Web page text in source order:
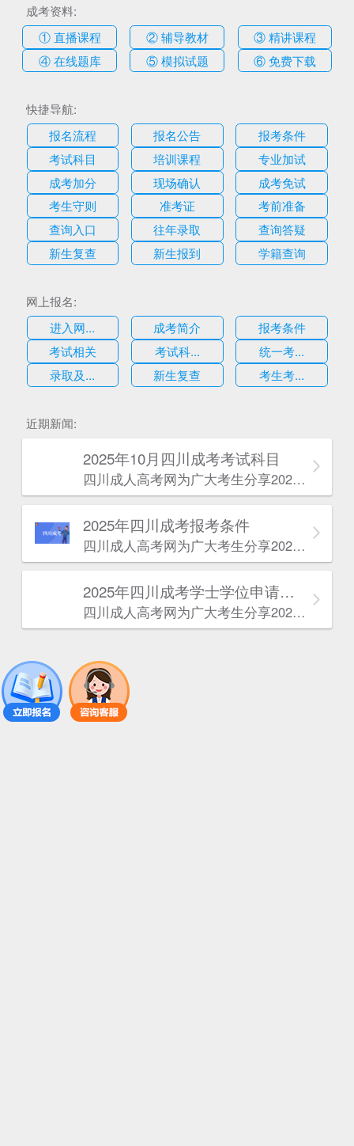
成考资料:
① 直播课程
② 辅导教材
③ 精讲课程
④ 在线题库
⑤ 模拟试题 ⑥ 免费下载
快捷导航:
报名流程
报名公告
报考条件
考试科目
培训课程
专业加试
成考加分
现场确认
成考免试
考生守则
准考证
考前准备
查询入口
往年录取
查询答疑
新生复查
新生报到 学籍查询
网上报名:
进入网...
成考简介
报考条件
考试相关
考试科...
统一考...
录取及...
新生复查 考生考...
近期新闻:
2025年10月四川成考考试科目
四川成人高考网​为广大考生分享2025年10月四川成考考试科目。为广大在职人员和社会人士提供学历提升的机会。更多四川成考考试信息，欢迎在线访问四川成人高考网。
2025年‌‌‌‌四川成考报考条件
四川成人高考网​为广大考生分享2025年‌‌‌‌四川成考报考条件。为广大在职人员和社会人士提供学历提升的机会。更多四川成考考试信息，欢迎在线访问四川成人高考网。
2025年‌‌‌‌四川成考学士学位申请条件
四川成人高考网​为广大考生分享2025年‌‌‌‌四川成考学士学位申请条件。为广大在职人员和社会人士提供学历提升的机会。更多四川成考考试信息，欢迎在线访问四川成人高考网。